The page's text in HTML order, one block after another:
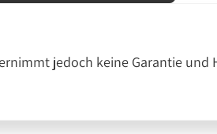
jedoch keine Garantie und